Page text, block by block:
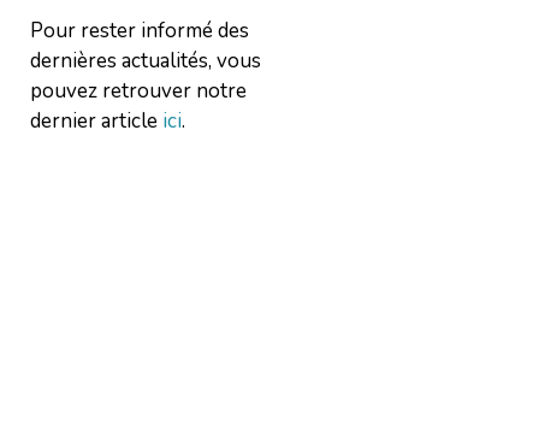
Pour rester informé des
dernières actualités, vous
pouvez retrouver notre
dernier article ici.